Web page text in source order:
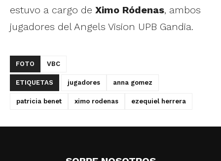
estuvo a cargo de Ximo Ródenas, ambos
jugadores del Angels Vision UPB Gandia.
FOTO VBC
ETIQUETAS jugadores anna gomez
patricia benet ximo rodenas ezequiel herrera